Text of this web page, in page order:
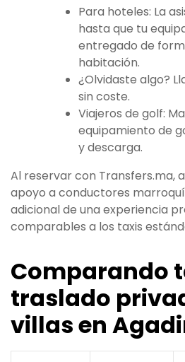
Para hoteles: La
hasta que tu
entregado de
habitación.
¿Olvidaste algo?
sin coste.
Viajeros de golf:
equipamiento de
y descarga.
Al reservar con Transfers.ma,
apoyo a conductores
adicional de una experiencia
comparables a los taxis
Comparando
traslado
villas en